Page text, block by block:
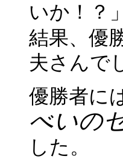
いか！？
結果、優
夫さんで
優勝者に
べいの
した。